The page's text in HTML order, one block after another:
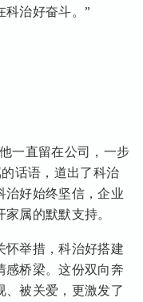
科治好奋斗。”
一直留在公司，一步
话语，道出了科治
治好始终坚信，企业
属的默默支持。
怀举措，科治好搭建
感桥梁。这份双向奔
、被关爱，更激发了